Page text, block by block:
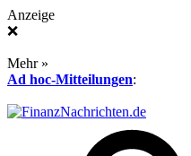
Anzeige
❌
Mehr »
Ad hoc-Mitteilungen: